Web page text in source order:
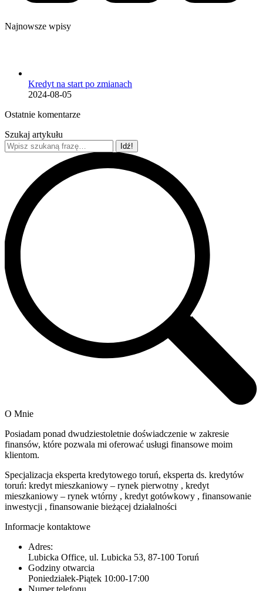
Najnowsze wpisy
Kredyt na start po zmianach
2024-08-05
Ostatnie komentarze
Szukaj artykułu
Szukaj:
O Mnie
Posiadam ponad dwudziestoletnie doświadczenie w zakresie
finansów, które pozwala mi oferować usługi finansowe moim
klientom.
Specjalizacja eksperta kredytowego toruń, eksperta ds. kredytów
toruń: kredyt mieszkaniowy – rynek pierwotny , kredyt
mieszkaniowy – rynek wtórny , kredyt gotówkowy , finansowanie
inwestycji , finansowanie bieżącej działalności
Informacje kontaktowe
Adres:
Lubicka Office, ul. Lubicka 53, 87-100 Toruń
Godziny otwarcia
Poniedziałek-Piątek 10:00-17:00
Numer telefonu